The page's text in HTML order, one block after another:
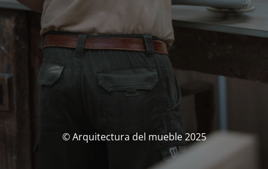
© Arquitectura del mueble 2025